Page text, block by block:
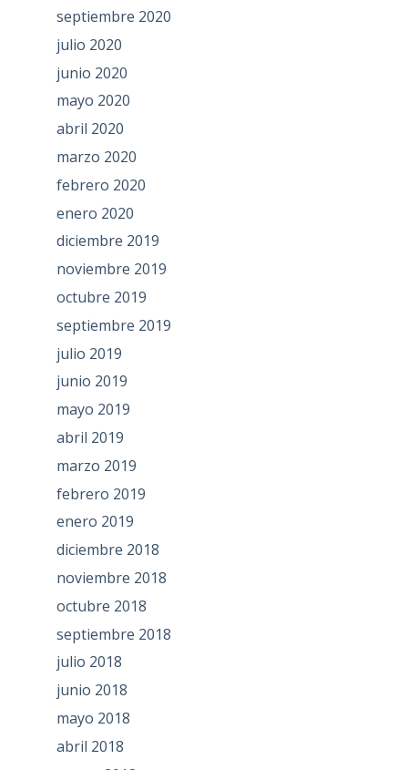
septiembre 2020
julio 2020
junio 2020
mayo 2020
abril 2020
marzo 2020
febrero 2020
enero 2020
diciembre 2019
noviembre 2019
octubre 2019
septiembre 2019
julio 2019
junio 2019
mayo 2019
abril 2019
marzo 2019
febrero 2019
enero 2019
diciembre 2018
noviembre 2018
octubre 2018
septiembre 2018
julio 2018
junio 2018
mayo 2018
abril 2018